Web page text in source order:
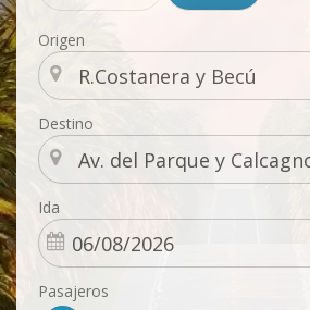
Origen
Destino
Ida
Pasajeros